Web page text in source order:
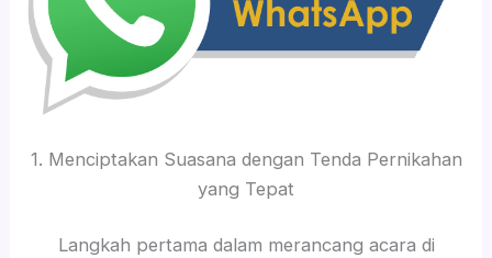
1. Menciptakan Suasana dengan Tenda Pernikahan
yang Tepat
Langkah pertama dalam merancang acara di